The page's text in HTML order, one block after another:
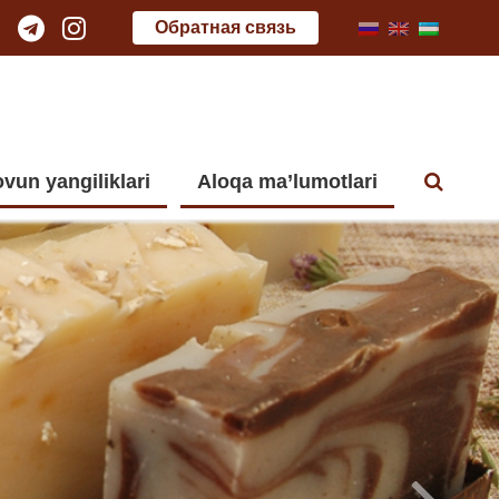
Обратная связь
yangiliklari Aloqa ma’lumotlari